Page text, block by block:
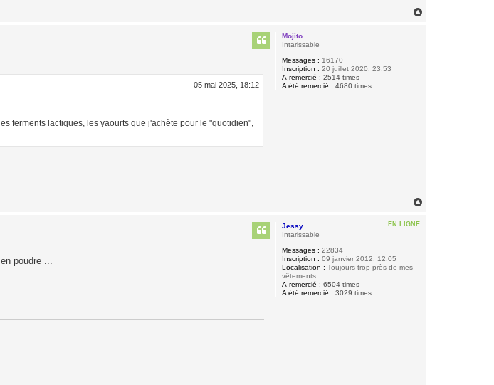
u
e
t
t
Mojito
Intarissable
Messages : 16170
Inscription : 20 juillet 2020, 23:53
A remercié : 2514 times
A été remercié : 4680 times
05 mai 2025, 18:12
ferments lactiques, les yaourts que j'achète pour le "quotidien",
EN LIGNE
Jessy
Intarissable
Messages : 22834
Inscription : 09 janvier 2012, 12:05
Localisation : Toujours trop près de mes
vêtements ...
A remercié : 6504 times
A été remercié : 3029 times
poudre ...